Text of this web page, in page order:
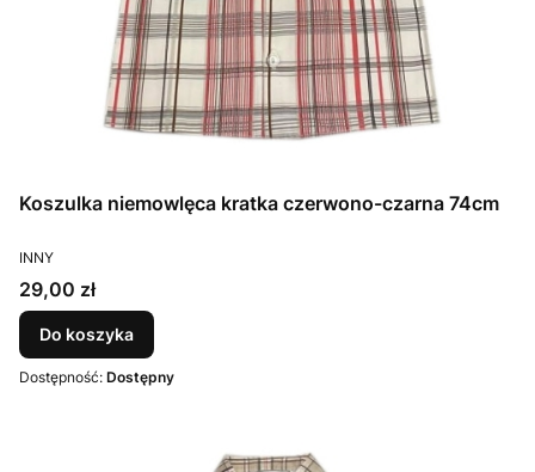
Koszulka niemowlęca kratka czerwono-czarna 74cm
PRODUCENT
INNY
Cena
29,00 zł
Do koszyka
Dostępność: Dostępny